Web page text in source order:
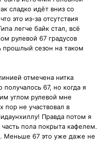
сладко идёт вниз со
это из-за отсутствия
легче байк стал, всё
рулевой 67 градусов
прошлый сезон на таком
отмечена нитка
67, но когда я
углом рулевой мне
пор не участвовал в
Правда потом я
пола покрыта кафелем.
Меньше 67 это уже даже не